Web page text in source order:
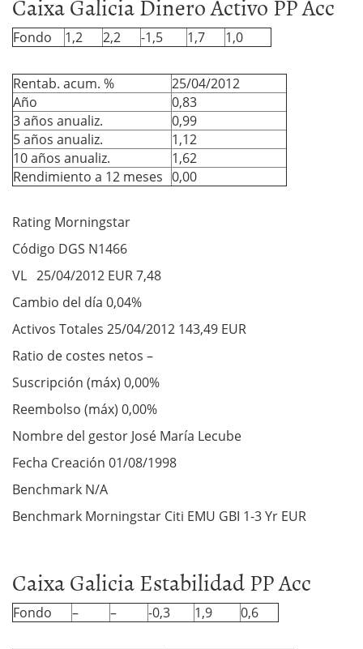
Fondo 1,2 2,2 -1,5 1,7 1,0
Rentab. acum. %
25/04/2012
Año
0,83
3 años anualiz.
0,99
5 años anualiz.
1,12
10 años anualiz.
1,62
Rendimiento a 12 meses 0,00
Rating Morningstar
Código DGS N1466
VL 25/04/2012 EUR 7,48
Cambio del día 0,04%
Activos Totales 25/04/2012 143,49 EUR
Ratio de costes netos –
Suscripción (máx) 0,00%
Reembolso (máx) 0,00%
Nombre del gestor José María Lecube
Fecha Creación 01/08/1998
Benchmark N/A
Benchmark Morningstar Citi EMU GBI 1-3 Yr EUR
Caixa Galicia Estabilidad PP Acc
Fondo – – -0,3 1,9 0,6